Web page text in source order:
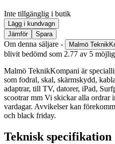
Inte tillgänglig i butik
Lägg i kundvagn
Jämför
Spara
Om denna säljare - Malmö
blivit bedömd som 2.77 av 5
Malmö TeknikKompani är
som fodral, skal, skärmskydd,
adaptrar, till TV, datorer, iPad,
scootrar mm Vi skickar alla ordrar
vardagar. Avvikelser kan
och black friday.
Teknisk specifikation